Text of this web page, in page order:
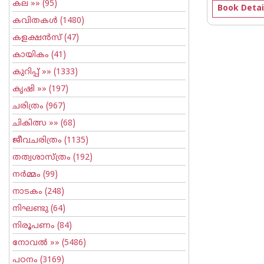
കല »» (95)
കവിതകള്‍ (1480)
കളക്ഷന്‍സ്(47)
കായികം (41)
കുറിപ്പ്‌ »» (1333)
കൃഷി »» (197)
ചരിത്രം (967)
ചികിത്സ »» (68)
ജീവചരിത്രം (1135)
തത്വശാസ്ത്രം (192)
നര്‍മ്മം (99)
നാടകം (248)
നിഘണ്ടു (64)
നിരൂപണം (84)
നോവല്‍ »» (5486)
പഠനം (3169)
Book